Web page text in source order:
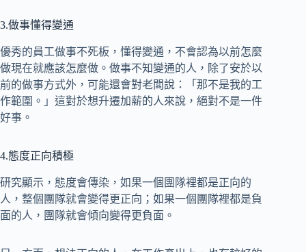
3.做事懂得變通
優秀的員工做事不死板，懂得變通，不會認為以前怎麼
做現在就應該怎麼做。做事不知變通的人，除了安於以
前的做事方式外，可能還會對老闆說：「那不是我的工
作範圍。」這對於想升遷加薪的人來說，絕對不是一件
好事。
4.態度正向積極
研究顯示，態度會傳染，如果一個團隊裡都是正向的
人，整個團隊就會變得更正向；如果一個團隊裡都是負
面的人，團隊就會傾向變得更負面。